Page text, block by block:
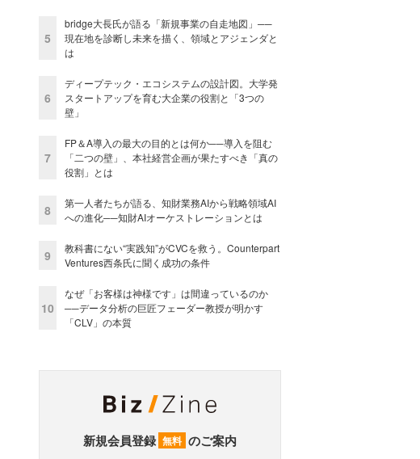
5
bridge大長氏が語る「新規事業の自走地図」──
現在地を診断し未来を描く、領域とアジェンダと
は
6
ディープテック・エコシステムの設計図。大学発
スタートアップを育む大企業の役割と「3つの
壁」
7
FP＆A導入の最大の目的とは何か──導入を阻む
「二つの壁」、本社経営企画が果たすべき「真の
役割」とは
8
第一人者たちが語る、知財業務AIから戦略領域AI
への進化──知財AIオーケストレーションとは
9
教科書にない“実践知”がCVCを救う。Counterpart
Ventures西条氏に聞く成功の条件
10
なぜ「お客様は神様です」は間違っているのか
──データ分析の巨匠フェーダー教授が明かす
「CLV」の本質
新規会員登録 無料 のご案内